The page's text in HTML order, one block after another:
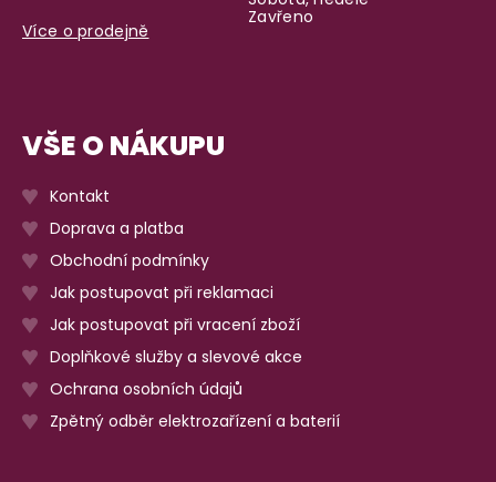
Více o prodejně
Zavřeno
VŠE O NÁKUPU
Kontakt
Doprava a platba
Obchodní podmínky
Jak postupovat při reklamaci
Jak postupovat při vracení zboží
Doplňkové služby a slevové akce
Ochrana osobních údajů
Zpětný odběr elektrozařízení a baterií